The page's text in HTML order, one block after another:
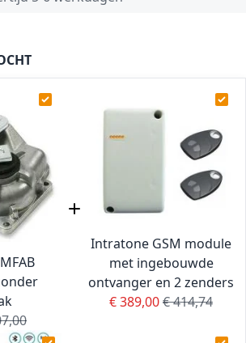
Price
Intratone GSM module
met ingebouwde
ontvanger en 2 zenders
Special Price
€ 389,00Regular Price
€ 414,74